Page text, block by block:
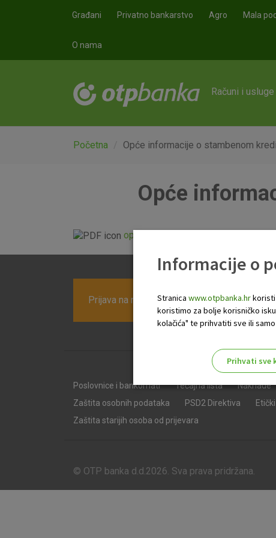
Građani Privatno bankarstvo Agro Mala
O nama
Računi i usluge
Početna Opće informacije o stambenom
Opće
Prijava na newsletter OTP banke
Poslovnice i bankomati Tečajna lista Naknade
Zaštita osobnih podataka
PSD2 Direktiva
Zaštita starijih osoba od prijevara
© OTP banka d.d.2026. Sva prava pridržana.
Informacije o
Stranica www.otpbanka.hrkoristi
koristimo za bolje korisničko
kolačića" te prihvatiti sve ili
Prihvati sve